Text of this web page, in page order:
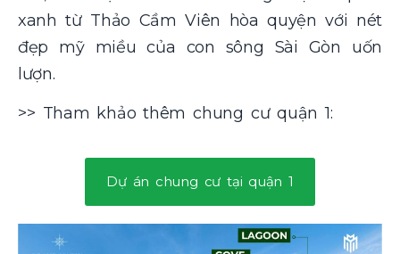
xanh từ Thảo Cầm Viên hòa quyện với nét
đẹp mỹ miều của con sông Sài Gòn uốn
lượn.
>> Tham khảo thêmchung cư quận 1:
Dự án chung cư tại quận 1